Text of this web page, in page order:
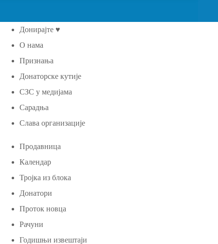
Донирајте ♥
О нама
Признања
Донаторске кутије
СЗС у медијама
Сарадња
Слава организације
Продавница
Календар
Тројка из блока
Донатори
Проток новца
Рачуни
Годишњи извештаји